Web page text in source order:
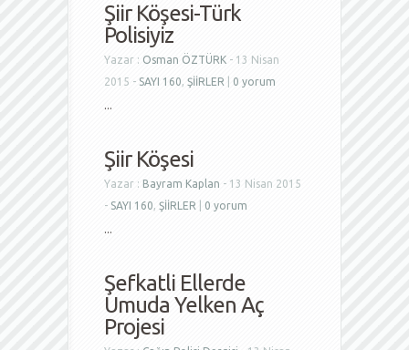
Şiir Köşesi-Türk
Polisiyiz
Yazar : Osman ÖZTÜRK - 13 Nisan
2015 - SAYI 160, ŞİİRLER
0 yorum
...
Şiir Köşesi
Yazar : Bayram Kaplan - 13 Nisan 2015
- SAYI 160, ŞİİRLER
0 yorum
...
Şefkatli Ellerde
Umuda Yelken Aç
Projesi